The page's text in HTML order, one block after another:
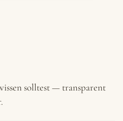
solltest — transparent